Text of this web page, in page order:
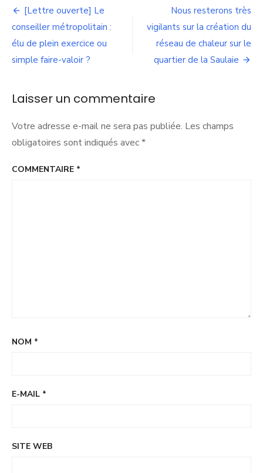
presse]
clés
de
métropolitain
Navigation
de
l’article
[Lettre ouverte] Le
conseiller métropolitain :
élu de plein exercice ou
simple faire-valoir ?
Nous resterons très
vigilants sur la création du
réseau de chaleur sur le
quartier de la Saulaie
Laisser un commentaire
Votre adresse e-mail ne sera pas publiée. Les champs
obligatoires sont indiqués avec*
COMMENTAIRE *
NOM *
E-MAIL *
SITE WEB